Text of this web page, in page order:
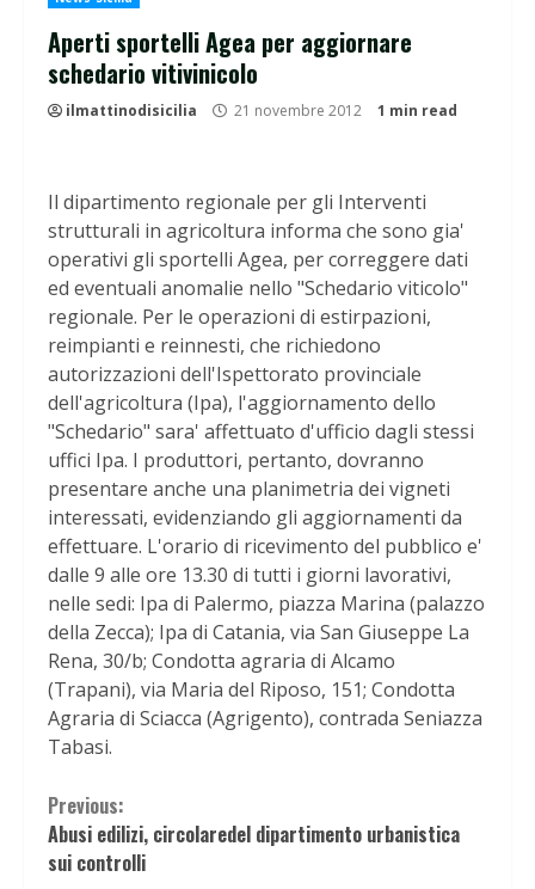
Aperti sportelli Agea per aggiornare
schedario vitivinicolo
ilmattinodisicilia 21 novembre 2012 1 min read
Il dipartimento regionale per gli Interventi
strutturali in agricoltura informa che sono gia'
operativi gli sportelli Agea, per correggere dati
ed eventuali anomalie nello "Schedario viticolo"
regionale. Per le operazioni di estirpazioni,
reimpianti e reinnesti, che richiedono
autorizzazioni dell'Ispettorato provinciale
dell'agricoltura (Ipa), l'aggiornamento dello
"Schedario" sara' affettuato d'ufficio dagli stessi
uffici Ipa. I produttori, pertanto, dovranno
presentare anche una planimetria dei vigneti
interessati, evidenziando gli aggiornamenti da
effettuare. L'orario di ricevimento del pubblico e'
dalle 9 alle ore 13.30 di tutti i giorni lavorativi,
nelle sedi: Ipa di Palermo, piazza Marina (palazzo
della Zecca); Ipa di Catania, via San Giuseppe La
Rena, 30/b; Condotta agraria di Alcamo
(Trapani), via Maria del Riposo, 151; Condotta
Agraria di Sciacca (Agrigento), contrada Seniazza
Tabasi.
Continue
Reading
Previous:
Abusi edilizi, circolaredel dipartimento urbanistica
sui controlli